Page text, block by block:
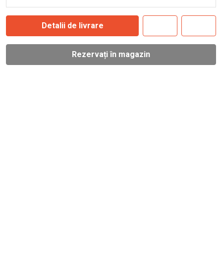
Detalii de livrare
Rezervați în magazin